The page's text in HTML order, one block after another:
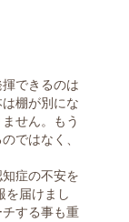
できるのは
棚が別にな
せん。もう
ではなく、
症の不安を
を届けまし
する事も重